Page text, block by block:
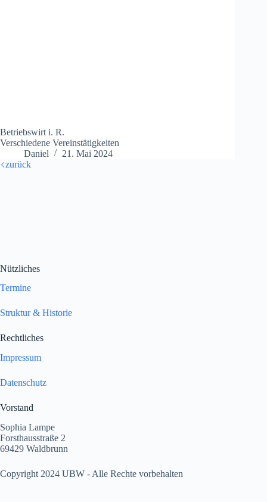
Betriebswirt i. R.
Verschiedene Vereinstätigkeiten
Daniel
21. Mai 2024
zurück
Nützliches
Termine
Struktur & Historie
Rechtliches
Impressum
Datenschutz
Vorstand
Sophia Lampe
Forsthausstraße 2
69429 Waldbrunn
Copyright 2024 UBW - Alle Rechte vorbehalten